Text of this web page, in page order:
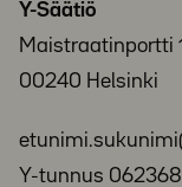
Y-Säätiö
Maistraatinportti
00240 Helsinki
Y-tunnus